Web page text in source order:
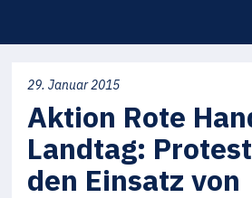
29. Januar 2015
Aktion Rote
Landtag:
den Einsatz von